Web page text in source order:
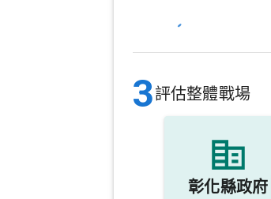
3評估整體戰場
彰化縣政府